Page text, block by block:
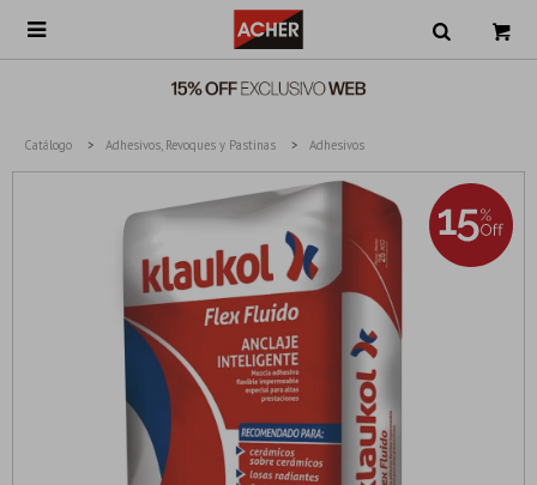

Catálogo Adhesivos, Revoques y Pastinas Adhesivos